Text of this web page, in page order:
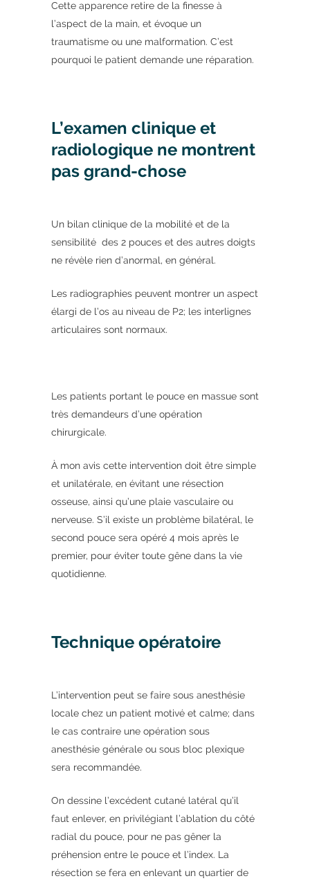
Cette apparence retire de la finesse à
l’aspect de la main, et évoque un
traumatisme ou une malformation. C’est
pourquoi le patient demande une réparation.
L’examen clinique et
radiologique ne montrent
pas grand-chose
Un bilan clinique de la mobilité et de la
sensibilité des 2 pouces et des autres doigts
ne révèle rien d’anormal, en général.
Les radiographies peuvent montrer un aspect
élargi de l’os au niveau de P2; les interlignes
articulaires sont normaux.
Les patients portant le pouce en massue sont
très demandeurs d’une opération
chirurgicale.
À mon avis cette intervention doit être simple
et unilatérale, en évitant une résection
osseuse, ainsi qu’une plaie vasculaire ou
nerveuse. S’il existe un problème bilatéral, le
second pouce sera opéré 4 mois après le
premier, pour éviter toute gêne dans la vie
quotidienne.
Technique opératoire
L’intervention peut se faire sous anesthésie
locale chez un patient motivé et calme; dans
le cas contraire une opération sous
anesthésie générale ou sous bloc plexique
sera recommandée.
On dessine l’excédent cutané latéral qu’il
faut enlever, en privilégiant l’ablation du côté
radial du pouce, pour ne pas gêner la
préhension entre le pouce et l’index. La
résection se fera en enlevant un quartier de